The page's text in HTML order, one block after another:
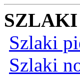
SZLAKI
Szlaki
Szlaki